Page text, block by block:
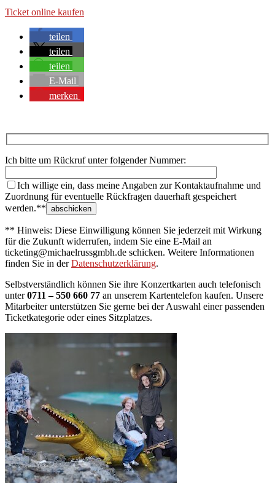
Ticket online kaufen
teilen
teilen
teilen
E-Mail
merken
Ich bitte um Rückruf unter folgender Nummer:
Ich willige ein, dass meine Angaben zur Kontaktaufnahme und
Zuordnung für eventuelle Rückfragen dauerhaft gespeichert
werden.**
** Hinweis: Diese Einwilligung können Sie jederzeit mit Wirkung
für die Zukunft widerrufen, indem Sie eine E-Mail an
ticketing@michaelrussgmbh.de schicken. Weitere Informationen
finden Sie in derDatenschutzerklärung.
Selbstverständlich können Sie ihre Konzertkarten auch telefonisch
unter0711 – 550 660 77 an unserem Kartentelefon kaufen. Unsere
Mitarbeiter unterstützen Sie gerne bei der Auswahl einer passenden
Ticketkategorie oder eines Sitzplatzes.